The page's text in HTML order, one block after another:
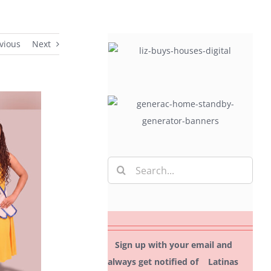
Next
Search
for:
Sign up with your email and
always get notified of Latinas